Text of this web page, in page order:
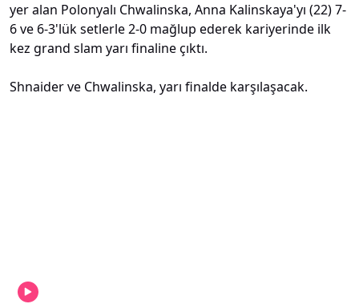
yer alan Polonyalı Chwalinska, Anna Kalinskaya'yı (22) 7-
6 ve 6-3'lük setlerle 2-0 mağlup ederek kariyerinde ilk
kez grand slam yarı finaline çıktı.
Shnaider ve Chwalinska, yarı finalde karşılaşacak.